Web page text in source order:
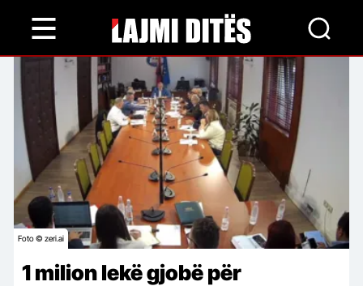
content
Foto © zeri.ai
1 milion lekë gjobë për